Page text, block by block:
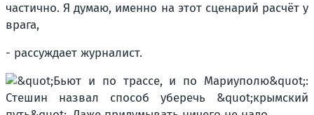
частично. Я думаю, именно на этот сценарий расчёт у
врага,
- рассуждает журналист.